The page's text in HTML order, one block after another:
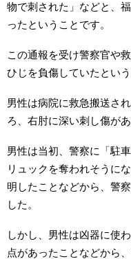
物で刺された」などと、
ったということです。
この通報を受け警察官や
ひじを負傷していたという
男性は病院に救急搬送さ
ろ、右肘に深い刺し傷が
男性は当初、警察に「駐
リュックを奪われそうに
明したことなどから、警
した。
しかし、男性は凶器に使
点があったことなどから